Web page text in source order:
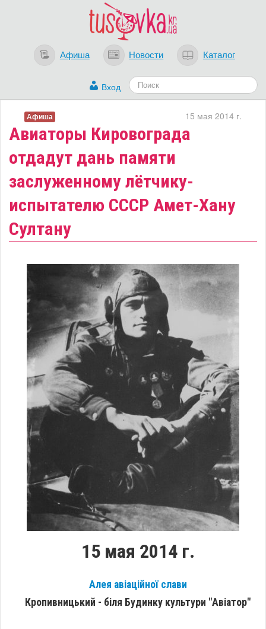
Афиша Новости Каталог
Вход
Авиаторы Кировограда
отдадут дань памяти
заслуженному лётчику-
испытателю СССР Амет-Хану
Султану
15 мая 2014 г.
Афиша
15 мая 2014 г.
Алея авіаційної слави
Кропивницький - біля Будинку культури "Авіатор"